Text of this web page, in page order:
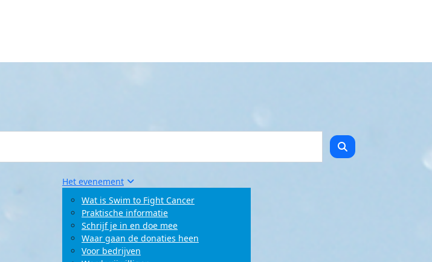
Het evenement
Wat is Swim to Fight Cancer
Praktische informatie
Schrijf je in en doe mee
Waar gaan de donaties heen
Voor bedrijven